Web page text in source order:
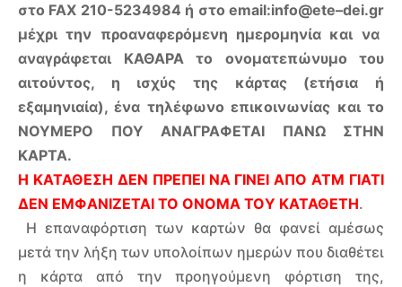
στο FAX 210-5234984 ή στοemail:info@ete–dei.gr
μέχρι την προαναφερόμενη ημερομηνία και να
αναγράφεται ΚΑΘΑΡΑ το ονοματεπώνυμο του
αιτούντος, η ισχύς της κάρτας (ετήσια ή
εξαμηνιαία), ένα τηλέφωνο επικοινωνίας και το
ΝΟΥΜΕΡΟ ΠΟΥ ΑΝΑΓΡΑΦΕΤΑΙ ΠΑΝΩ ΣΤΗΝ
ΚΑΡΤΑ.
Η ΚΑΤΑΘΕΣΗ ΔΕΝ ΠΡΕΠΕΙ ΝΑ ΓΙΝΕΙ ΑΠΟ ΑΤΜ ΓΙΑΤΙ
ΔΕΝ ΕΜΦΑΝΙΖΕΤΑΙ ΤΟ ΟΝΟΜΑ ΤΟY ΚΑΤΑΘΕΤΗ.
Η επαναφόρτιση των καρτών θα φανεί αμέσως
μετά την λήξη των υπολοίπων ημερών που διαθέτει
η κάρτα από την προηγούμενη φόρτιση της,